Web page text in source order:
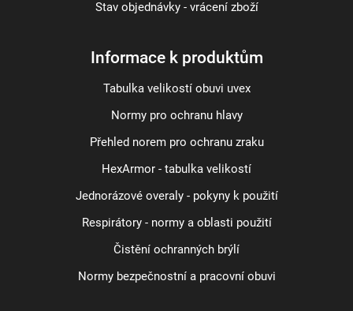
Stav objednávky - vrácení zboží
Informace k produktům
Tabulka velikostí obuvi uvex
Normy pro ochranu hlavy
Přehled norem pro ochranu zraku
HexArmor - tabulka velikostí
Jednorázové overaly - pokyny k použití
Respirátory - normy a oblasti použití
Čistění ochranných brýlí
Normy bezpečnostní a pracovní obuvi